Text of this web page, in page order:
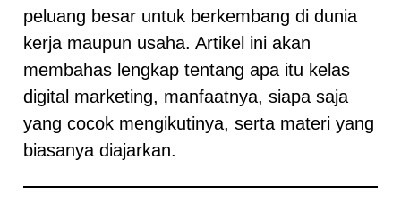
peluang besar untuk berkembang di dunia
kerja maupun usaha. Artikel ini akan
membahas lengkap tentang apa itu kelas
digital marketing, manfaatnya, siapa saja
yang cocok mengikutinya, serta materi yang
biasanya diajarkan.